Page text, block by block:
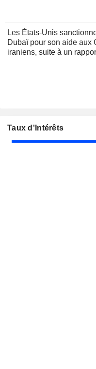
Les États-Unis
Dubaï pour son aide aux
iraniens, suite à un
Taux d'Intérêts